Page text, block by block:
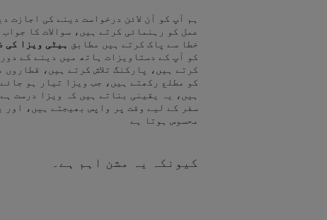
ہم آپ کو آن لائن درخواست دینے کی اجازت
عمل کو رہنمائی کرتے ہیں، سوالات کا
خطا سے پاک کرتے ہیں مطابق
ہیٹی ویزا کی
کو آپ کے دستاویزات ہاتھ میں دینے کے
کرتے ہیں، پارکنگ تلاش کرتے ہیں،
کو مطلع رکھتے ہیں، جب ویزا تیار ہو
ہیں، یہ یقینی بناتے ہیں کہ ویزا درست
سفر کے لیے وقت پر واپس بھیجتے ہیں، اور
محسوس ہوتا ہے
کیونکہ یہ مشن اہم ہے۔